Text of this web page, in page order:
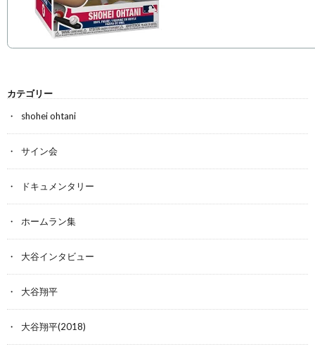
カテゴリー
shohei ohtani
サイン会
ドキュメンタリー
ホームラン集
大谷インタビュー
大谷翔平
大谷翔平(2018)